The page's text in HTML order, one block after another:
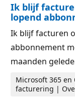
n
p
u
n
e
Ik blijf
lopend
Ik blijf facturen
abbonnement
maanden
Microsoft 365
facturering |